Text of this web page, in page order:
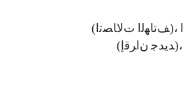
ﺕﻻﺎﺼﺗﺍ)